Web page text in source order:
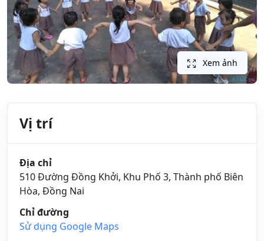
Xem ảnh
Vị trí
Địa chỉ
510 Đường Đồng Khởi, Khu Phố 3, Thành phố Biên
Hòa, Đồng Nai
Chỉ đường
Sử dụng Google Maps